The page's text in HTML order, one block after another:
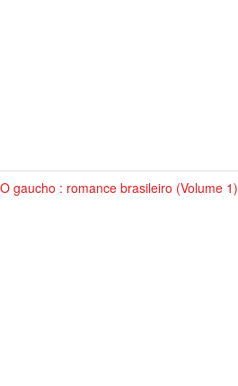
O gaucho : romance brasileiro (Volume 1)